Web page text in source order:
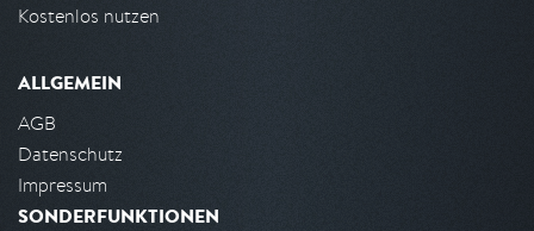
Kostenlos nutzen
ALLGEMEIN
AGB
Datenschutz
Impressum
SONDERFUNKTIONEN